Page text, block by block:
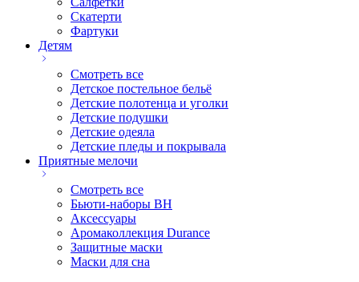
Скатерти
Фартуки
Детям
Смотреть все
Детское постельное бельё
Детские полотенца и уголки
Детские подушки
Детские одеяла
Детские пледы и покрывала
Приятные мелочи
Смотреть все
Бьюти-наборы ВН
Аксессуары
Аромаколлекция Durance
Защитные маски
Маски для сна